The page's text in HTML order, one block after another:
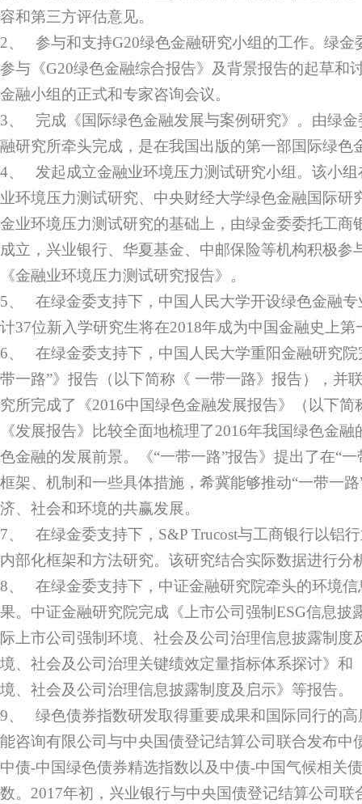
容和第三方评估意见。
2、 参与和支持G20绿色金融研究小组的工作。绿金
参与《G20绿色金融综合报告》及背景报告的起草和
金融小组的正式和专家咨询会议。
3、 完成《国际绿色金融发展与案例研究》。由绿
融研究所牵头完成，是在我国出版的第一部国际绿色
4、 发起成立金融业环境压力测试研究小组。该小
业环境压力测试研究、中央财经大学绿色金融国际研
金业环境压力测试研究的基础上，由绿金委委托工商
成立，兴业银行、华夏基金、中邮保险等机构积极参
《金融业环境压力测试研究报告》。
5、 在绿金委支持下，中国人民大学开设绿色金融
计37位新入学研究生将在2018年成为中国金融史上
6、 在绿金委支持下，中国人民大学重阳金融研究院
带一路”》报告（以下简称《 一带一路》报告），并
究所完成了《2016中国绿色金融发展报告》（以下简
《发展报告》比较全面地梳理了2016年我国绿色金
色金融的发展前景。《“一带一路”报告》提出了在“
框架、机制和一些具体措施，希冀能够推动“一带一
济、社会和环境的共赢发展。
7、 在绿金委支持下，S&P Trucost与工商银行以铝
内部化框架和方法研究。该研究结合实际数据进行分
8、 在绿金委支持下，中证金融研究院牵头的环境
果。中证金融研究院完成《上市公司强制ESG信息披
际上市公司强制环境、社会及公司治理信息披露制度
境、社会及公司治理关键绩效定量指标体系探讨》和
境、社会及公司治理信息披露制度及启示》等报告。
9、 绿色债券指数研发取得重要成果和国际同行的高
能咨询有限公司与中央国债登记结算公司联合发布中
中债-中国绿色债券精选指数以及中债-中国气候相关
数。2017年初，兴业银行与中央国债登记结算公司联